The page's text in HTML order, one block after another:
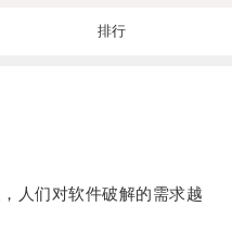
排行
们对软件破解的需求越